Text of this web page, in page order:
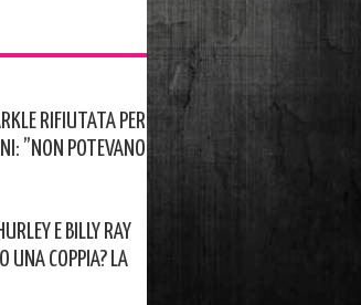
RIFIUTATA PER
”NON POTEVANO
E BILLY RAY
UNA COPPIA? LA